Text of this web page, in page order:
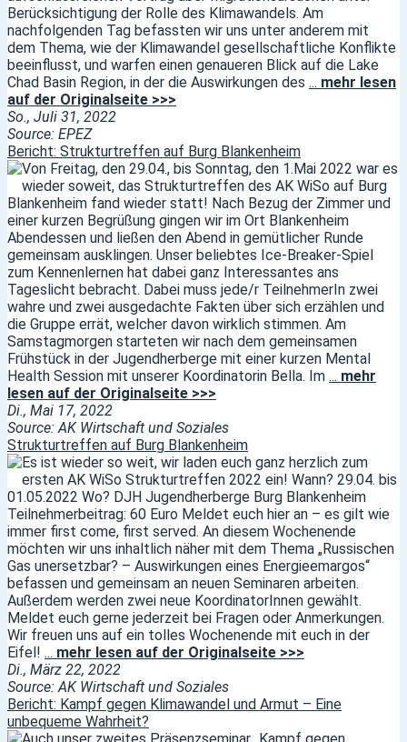
Berücksichtigung der Rolle des Klimawandels. Am
nachfolgenden Tag befassten wir uns unter anderem mit
dem Thema, wie der Klimawandel gesellschaftliche Konflikte
beeinflusst, und warfen einen genaueren Blick auf die Lake
Chad Basin Region, in der die Auswirkungen des ... mehr lesen
auf der Originalseite >>>
So., Juli 31, 2022
Source: EPEZ
Bericht: Strukturtreffen auf Burg Blankenheim
Von Freitag, den 29.04., bis Sonntag, den 1.Mai 2022 war es
wieder soweit, das Strukturtreffen des AK WiSo auf Burg
Blankenheim fand wieder statt! Nach Bezug der Zimmer und
einer kurzen Begrüßung gingen wir im Ort Blankenheim
Abendessen und ließen den Abend in gemütlicher Runde
gemeinsam ausklingen. Unser beliebtes Ice-Breaker-Spiel
zum Kennenlernen hat dabei ganz Interessantes ans
Tageslicht bebracht. Dabei muss jede/r TeilnehmerIn zwei
wahre und zwei ausgedachte Fakten über sich erzählen und
die Gruppe errät, welcher davon wirklich stimmen. Am
Samstagmorgen starteten wir nach dem gemeinsamen
Frühstück in der Jugendherberge mit einer kurzen Mental
Health Session mit unserer Koordinatorin Bella. Im ... mehr
lesen auf der Originalseite >>>
Di., Mai 17, 2022
Source: AK Wirtschaft und Soziales
Strukturtreffen auf Burg Blankenheim
Es ist wieder so weit, wir laden euch ganz herzlich zum
ersten AK WiSo Strukturtreffen 2022 ein! Wann? 29.04. bis
01.05.2022 Wo? DJH Jugendherberge Burg Blankenheim
Teilnehmerbeitrag: 60 Euro Meldet euch hier an – es gilt wie
immer first come, first served. An diesem Wochenende
möchten wir uns inhaltlich näher mit dem Thema „Russischen
Gas unersetzbar? – Auswirkungen eines Energieemargos“
befassen und gemeinsam an neuen Seminaren arbeiten.
Außerdem werden zwei neue KoordinatorInnen gewählt.
Meldet euch gerne jederzeit bei Fragen oder Anmerkungen.
Wir freuen uns auf ein tolles Wochenende mit euch in der
Eifel! ... mehr lesen auf der Originalseite >>>
Di., März 22, 2022
Source: AK Wirtschaft und Soziales
Bericht: Kampf gegen Klimawandel und Armut – Eine
unbequeme Wahrheit?